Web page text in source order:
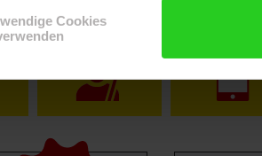
Cookies
Rezeptwelt